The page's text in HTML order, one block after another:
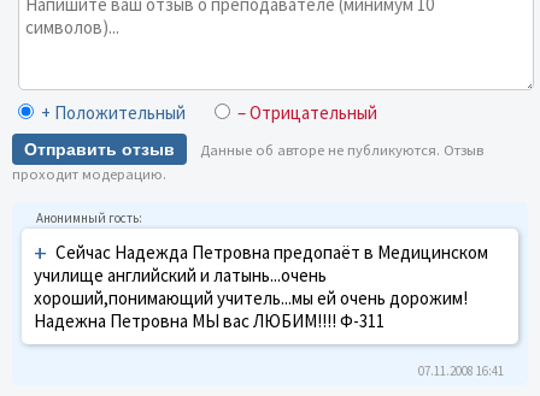
+ Положительный – Отрицательный
Отправить отзыв
Данные об авторе не публикуются. Отзыв
проходит модерацию.
+ Сейчас Надежда Петровна предопаёт в Медицинском
училище английский и латынь...очень
хороший,понимающий учитель...мы ей очень дорожим!
Надежна Петровна МЫ вас ЛЮБИМ!!!! Ф-311
07.11.2008 16:41